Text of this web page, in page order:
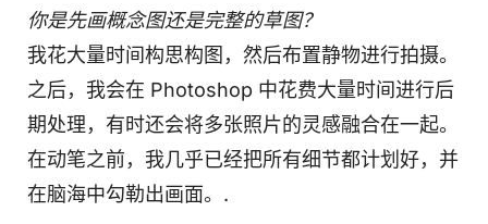
你是先画概念图还是完整的草图？
我花大量时间构思构图，然后布置静物进行拍摄。
之后，我会在 Photoshop 中花费大量时间进行后
期处理，有时还会将多张照片的灵感融合在一起。
在动笔之前，我几乎已经把所有细节都计划好，并
在脑海中勾勒出画面。.